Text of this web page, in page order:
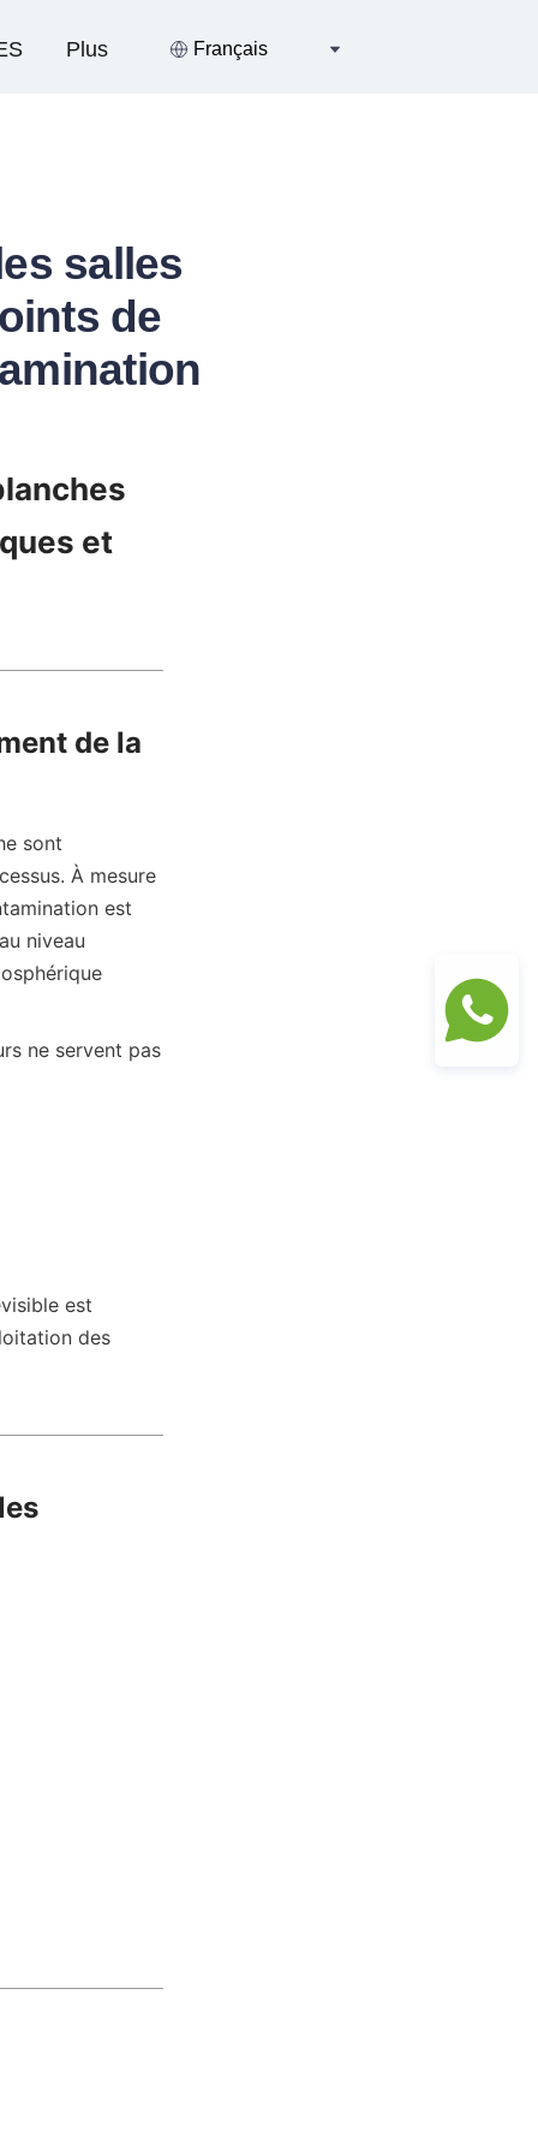
Plus Français
salles
de
et
de la
sont
À mesure
est
niveau
ne servent pas
est
des